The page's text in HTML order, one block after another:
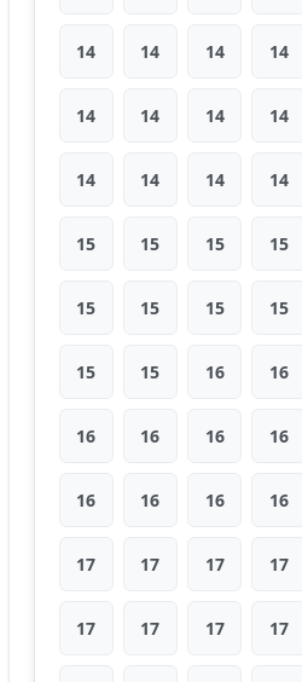
14 14 14 14
14 14 14 14
14 14 14 14
15 15 15 15
15 15 15 15
15 15 16 16
16 16 16 16
16 16 16 16
17 17 17 17
17 17 17 17